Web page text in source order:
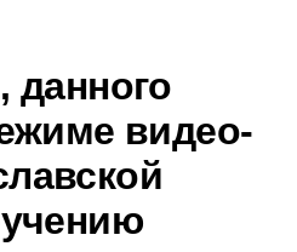
данного
видео-